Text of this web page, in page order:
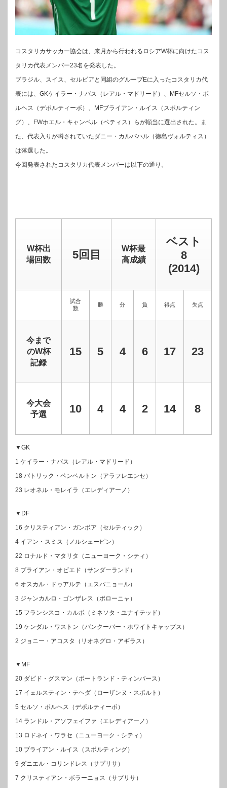
コスタリカサッカー協会は、来月から行われるロシアW杯に向けたコス
タリカ代表メンバー23名を発表した。
ブラジル、スイス、セルビアと同組のグループEに入ったコスタリカ代
表には、GKケイラー・ナバス（レアル・マドリード）、MFセルソ・ボ
ルヘス（デポルティーボ）、MFブライアン・ルイス（スポルティン
グ）、FWホエル・キャンベル（ベティス）らが順当に選出された。ま
た、代表入りが噂されていたダニー・カルバハル（徳島ヴォルティス）
は落選した。
今回発表されたコスタリカ代表メンバーは以下の通り。
W杯出
場回数
5回目
W杯最
高成績
ベスト
8
(2014)
試合
数
勝 分 負 得点 失点
今まで
のW杯
記録
15 5 4 6 17 23
今大会
予選
10 4 4 2 14 8
▼GK
1 ケイラー・ナバス（レアル・マドリード）
18 パトリック・ペンベルトン（アラフレエンセ）
23 レオネル・モレイラ（エレディアーノ）
▼DF
16 クリスティアン・ガンボア（セルティック）
4 イアン・スミス（ノルシェーピン）
22 ロナルド・マタリタ（ニューヨーク・シティ）
8 ブライアン・オビエド（サンダーランド）
6 オスカル・ドゥアルテ（エスパニョール）
3 ジャンカルロ・ゴンザレス（ボローニャ）
15 フランシスコ・カルボ（ミネソタ・ユナイテッド）
19 ケンダル・ワストン（バンクーバー・ホワイトキャップス）
2 ジョニー・アコスタ（リオネグロ・アギラス）
▼MF
20 ダビド・グスマン（ポートランド・ティンバース）
17 イェルスティン・テヘダ（ローザンヌ・スポルト）
5 セルソ・ボルヘス（デポルティーボ）
14 ランドル・アソフェイファ（エレディアーノ）
13 ロドネイ・ワラセ（ニューヨーク・シティ）
10 ブライアン・ルイス（スポルティング）
9 ダニエル・コリンドレス（サプリサ）
7 クリスティアン・ボラーニョス（サプリサ）